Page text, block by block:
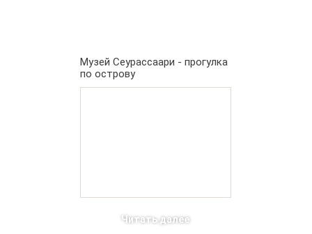
Музей Сеурассаари - прогулка
по острову
Читать далее